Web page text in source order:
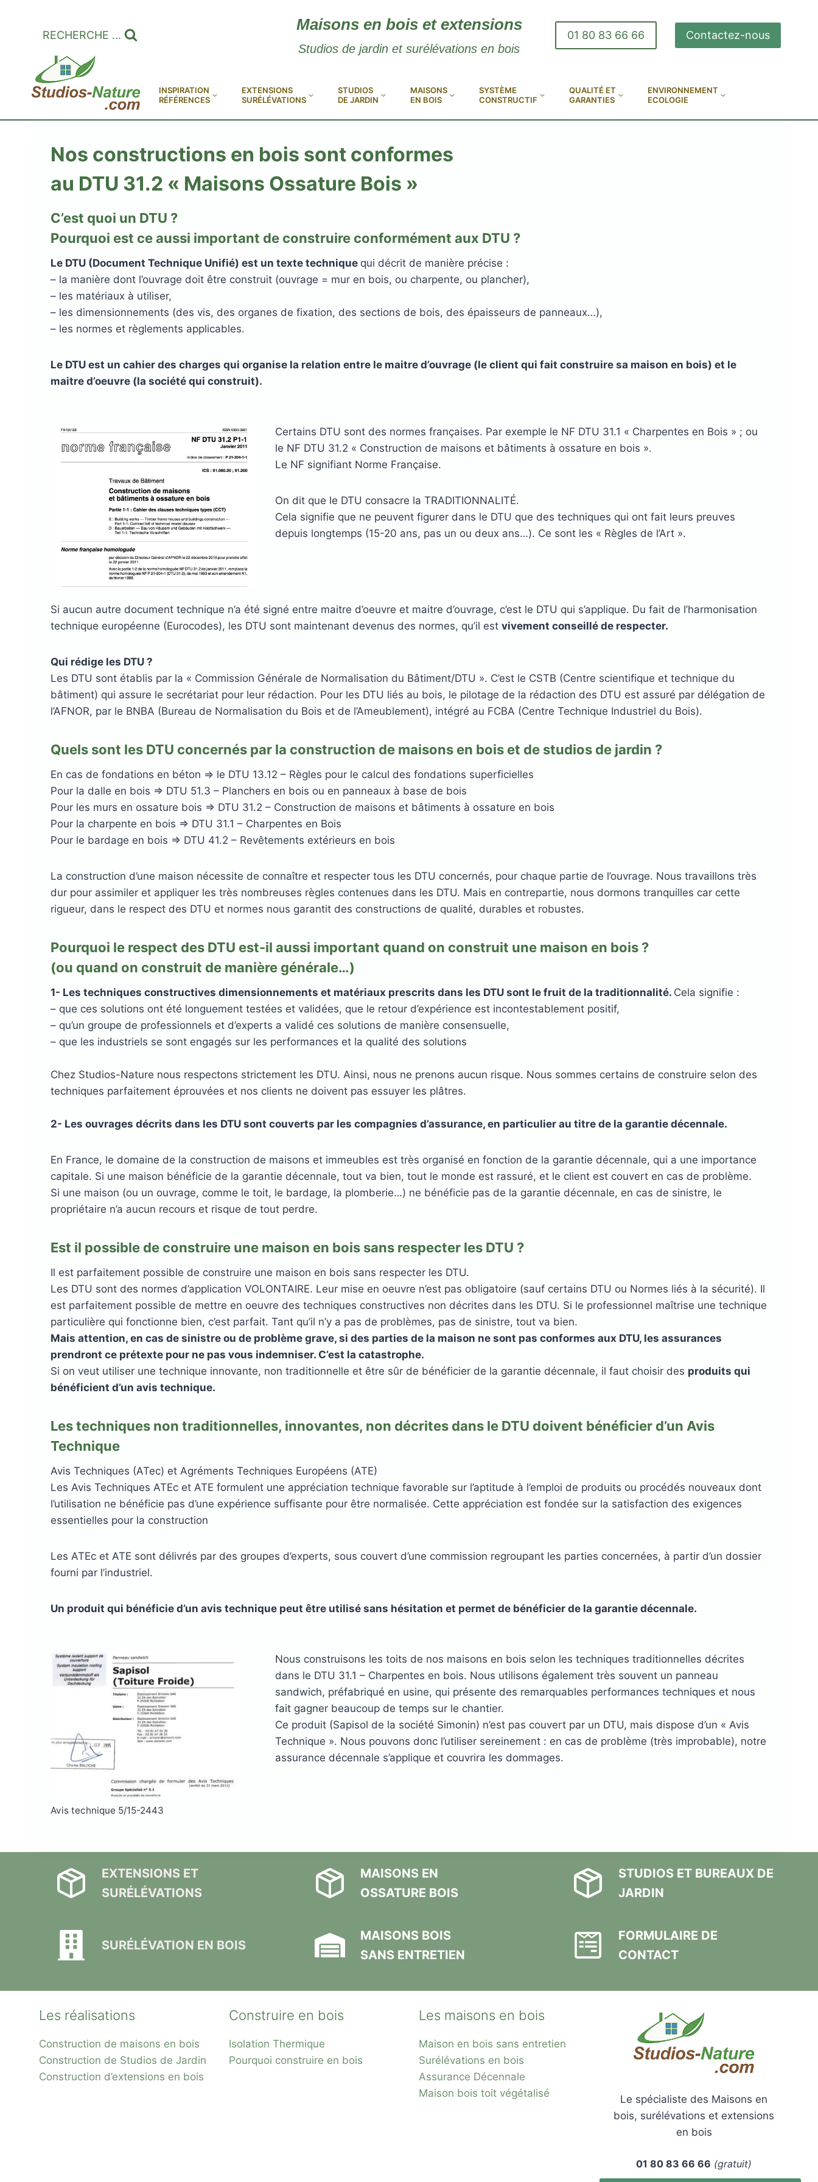
RECHERCHE ...
Maisons en bois et extensions
Studios de jardin et surélévations en bois
01 80 83 66 66 Contactez-nous
INSPIRATION
RÉFÉRENCES
EXTENSIONS
SURÉLÉVATIONS
STUDIOS
DE JARDIN
MAISONS
EN BOIS
SYSTÈME
CONSTRUCTIF
QUALITÉ ET
GARANTIES
ENVIRONNEMENT
ECOLOGIE
Nos constructions en bois sont conformes
au DTU 31.2 « Maisons Ossature Bois »
C’est quoi un DTU ?
Pourquoi est ce aussi important de construire conformément aux DTU ?
Le DTU (Document Technique Unifié) est un texte technique qui décrit de manière précise :
– la manière dont l’ouvrage doit être construit (ouvrage = mur en bois, ou charpente, ou plancher),
– les matériaux à utiliser,
– les dimensionnements (des vis, des organes de fixation, des sections de bois, des épaisseurs de panneaux…),
– les normes et règlements applicables.
Le DTU est un cahier des charges qui organise la relation entre le maitre d’ouvrage (le client qui fait construire sa maison en bois) et le
maitre d’oeuvre (la société qui construit).
Certains DTU sont des normes françaises. Par exemple le NF DTU 31.1 « Charpentes en Bois » ; ou
le NF DTU 31.2 « Construction de maisons et bâtiments à ossature en bois ».
Le NF signifiant Norme Française.
On dit que le DTU consacre la TRADITIONNALITÉ.
Cela signifie que ne peuvent figurer dans le DTU que des techniques qui ont fait leurs preuves
depuis longtemps (15-20 ans, pas un ou deux ans…). Ce sont les « Règles de l’Art ».
Si aucun autre document technique n’a été signé entre maitre d’oeuvre et maitre d’ouvrage, c’est le DTU qui s’applique. Du fait de l’harmonisation
technique européenne (Eurocodes), les DTU sont maintenant devenus des normes, qu’il est vivement conseillé de respecter.
Qui rédige les DTU ?
Les DTU sont établis par la « Commission Générale de Normalisation du Bâtiment/DTU ». C’est le CSTB (Centre scientifique et technique du
bâtiment) qui assure le secrétariat pour leur rédaction. Pour les DTU liés au bois, le pilotage de la rédaction des DTU est assuré par délégation de
l’AFNOR, par le BNBA (Bureau de Normalisation du Bois et de l’Ameublement), intégré au FCBA (Centre Technique Industriel du Bois).
Quels sont les DTU concernés par la construction de maisons en bois et de studios de jardin ?
En cas de fondations en béton => le DTU 13.12 – Règles pour le calcul des fondations superficielles
Pour la dalle en bois => DTU 51.3 – Planchers en bois ou en panneaux à base de bois
Pour les murs en ossature bois => DTU 31.2 – Construction de maisons et bâtiments à ossature en bois
Pour la charpente en bois => DTU 31.1 – Charpentes en Bois
Pour le bardage en bois => DTU 41.2 – Revêtements extérieurs en bois
La construction d’une maison nécessite de connaître et respecter tous les DTU concernés, pour chaque partie de l’ouvrage. Nous travaillons très
dur pour assimiler et appliquer les très nombreuses règles contenues dans les DTU. Mais en contrepartie, nous dormons tranquilles car cette
rigueur, dans le respect des DTU et normes nous garantit des constructions de qualité, durables et robustes.
Pourquoi le respect des DTU est-il aussi important quand on construit une maison en bois ?
(ou quand on construit de manière générale…)
1- Les techniques constructives dimensionnements et matériaux prescrits dans les DTU sont le fruit de la traditionnalité. Cela signifie :
– que ces solutions ont été longuement testées et validées, que le retour d’expérience est incontestablement positif,
– qu’un groupe de professionnels et d’experts a validé ces solutions de manière consensuelle,
– que les industriels se sont engagés sur les performances et la qualité des solutions
Chez Studios-Nature nous respectons strictement les DTU. Ainsi, nous ne prenons aucun risque. Nous sommes certains de construire selon des
techniques parfaitement éprouvées et nos clients ne doivent pas essuyer les plâtres.
2- Les ouvrages décrits dans les DTU sont couverts par les compagnies d’assurance, en particulier au titre de la garantie décennale.
En France, le domaine de la construction de maisons et immeubles est très organisé en fonction de la garantie décennale, qui a une importance
capitale. Si une maison bénéficie de la garantie décennale, tout va bien, tout le monde est rassuré, et le client est couvert en cas de problème.
Si une maison (ou un ouvrage, comme le toit, le bardage, la plomberie…) ne bénéficie pas de la garantie décennale, en cas de sinistre, le
propriétaire n’a aucun recours et risque de tout perdre.
Est il possible de construire une maison en bois sans respecter les DTU ?
Il est parfaitement possible de construire une maison en bois sans respecter les DTU.
Les DTU sont des normes d’application VOLONTAIRE. Leur mise en oeuvre n’est pas obligatoire (sauf certains DTU ou Normes liés à la sécurité). Il
est parfaitement possible de mettre en oeuvre des techniques constructives non décrites dans les DTU. Si le professionnel maîtrise une technique
particulière qui fonctionne bien, c’est parfait. Tant qu’il n’y a pas de problèmes, pas de sinistre, tout va bien.
Mais attention, en cas de sinistre ou de problème grave, si des parties de la maison ne sont pas conformes aux DTU, les assurances
prendront ce prétexte pour ne pas vous indemniser. C’est la catastrophe.
Si on veut utiliser une technique innovante, non traditionnelle et être sûr de bénéficier de la garantie décennale, il faut choisir des produits qui
bénéficient d’un avis technique.
Les techniques non traditionnelles, innovantes, non décrites dans le DTU doivent bénéficier d’un Avis
Technique
Avis Techniques (ATec) et Agréments Techniques Européens (ATE)
Les Avis Techniques ATEc et ATE formulent une appréciation technique favorable sur l’aptitude à l’emploi de produits ou procédés nouveaux dont
l’utilisation ne bénéficie pas d’une expérience suffisante pour être normalisée. Cette appréciation est fondée sur la satisfaction des exigences
essentielles pour la construction
Les ATEc et ATE sont délivrés par des groupes d’experts, sous couvert d’une commission regroupant les parties concernées, à partir d’un dossier
fourni par l’industriel.
Un produit qui bénéficie d’un avis technique peut être utilisé sans hésitation et permet de bénéficier de la garantie décennale.
Avis technique 5/15-2443
Nous construisons les toits de nos maisons en bois selon les techniques traditionnelles décrites
dans le DTU 31.1 – Charpentes en bois. Nous utilisons également très souvent un panneau
sandwich, préfabriqué en usine, qui présente des remarquables performances techniques et nous
fait gagner beaucoup de temps sur le chantier.
Ce produit (Sapisol de la société Simonin) n’est pas couvert par un DTU, mais dispose d’un « Avis
Technique ». Nous pouvons donc l’utiliser sereinement : en cas de problème (très improbable), notre
assurance décennale s’applique et couvrira les dommages.
EXTENSIONS ET
SURÉLÉVATIONS
SURÉLÉVATION EN BOIS
MAISONS EN
OSSATURE BOIS
MAISONS BOIS
SANS ENTRETIEN
STUDIOS ET BUREAUX DE
JARDIN
FORMULAIRE DE
CONTACT
Les réalisations
Construction de maisons en bois
Construction de Studios de Jardin
Construction d’extensions en bois
Construire en bois
Isolation Thermique
Pourquoi construire en bois
Les maisons en bois
Maison en bois sans entretien
Surélévations en bois
Assurance Décennale
Maison bois toit végétalisé
Le spécialiste des Maisons en
bois, surélévations et extensions
en bois
01 80 83 66 66 (gratuit)